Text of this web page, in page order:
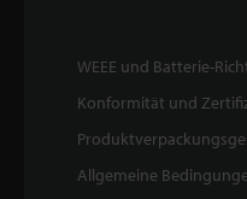
WEEE und Batterie-
Konformität und
Allgemeine